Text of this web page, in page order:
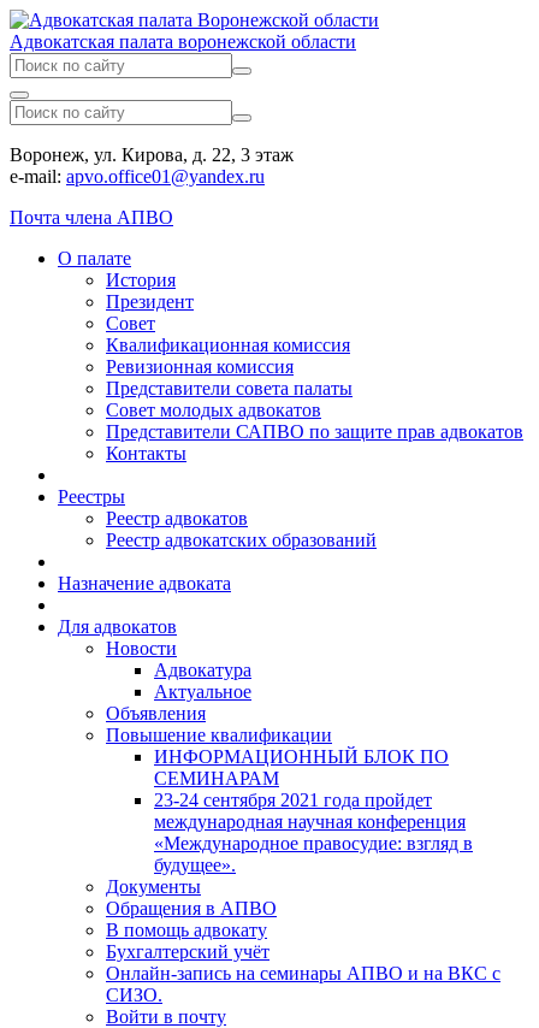
Адвокатская палата воронежской области
Воронеж, ул. Кирова, д. 22, 3 этаж
e-mail: apvo.office01@yandex.ru
Почта члена АПВО
О палате
История
Президент
Совет
Квалификационная комиссия
Ревизионная комиссия
Представители совета палаты
Совет молодых адвокатов
Представители САПВО по защите прав адвокатов
Контакты
Реестры
Реестр адвокатов
Реестр адвокатских образований
Назначение адвоката
Для адвокатов
Новости
Адвокатура
Актуальное
Объявления
Повышение квалификации
ИНФОРМАЦИОННЫЙ БЛОК ПО
СЕМИНАРАМ
23-24 сентября 2021 года пройдет
международная научная конференция
«Международное правосудие: взгляд в
будущее».
Документы
Обращения в АПВО
В помощь адвокату
Бухгалтерский учёт
Онлайн-запись на семинары АПВО и на ВКС с
СИЗО.
Войти в почту